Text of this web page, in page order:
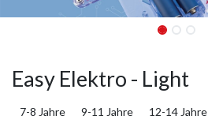
Easy Elektro - Light
7-8 Jahre 9-11 Jahre 12-14 Jahre